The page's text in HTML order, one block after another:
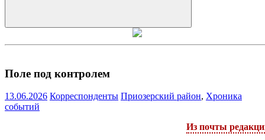
Искать
Поле под контролем
13.06.2026 Корреспонденты Приозерский район, Хроника
событий
Из почты